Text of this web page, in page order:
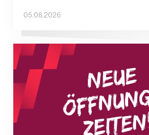
05.08.2026
Neue Empfangszeiten ab 1.